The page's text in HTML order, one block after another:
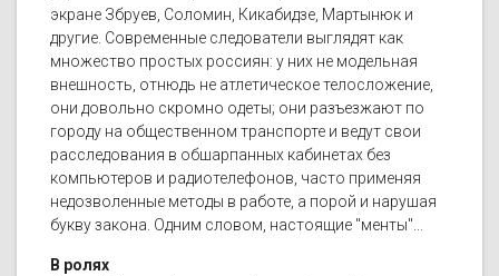
экране Збруев, Соломин, Кикабидзе, Мартынюк и
другие. Современные следователи выглядят как
множество простых россиян: у них не модельная
внешность, отнюдь не атлетическое телосложение,
они довольно скромно одеты; они разъезжают по
городу на общественном транспорте и ведут свои
расследования в обшарпанных кабинетах без
компьютеров и радиотелефонов, часто применяя
недозволенные методы в работе, а порой и нарушая
букву закона. Одним словом, настоящие "менты"...
В ролях